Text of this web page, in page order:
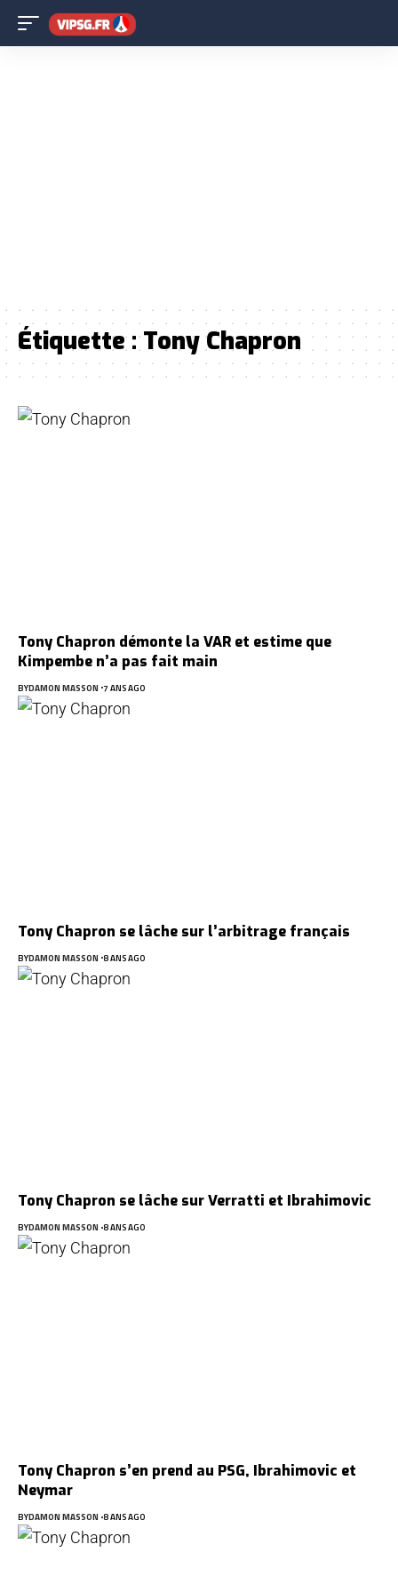
Étiquette :Tony Chapron
Tony Chapron démonte la VAR et estime que
Kimpembe n’a pas fait main
BYDAMON MASSON 7 ANS AGO
Tony Chapron se lâche sur l’arbitrage français
BYDAMON MASSON 8 ANS AGO
Tony Chapron se lâche sur Verratti et Ibrahimovic
BYDAMON MASSON 8 ANS AGO
Tony Chapron s’en prend au PSG, Ibrahimovic et
Neymar
BYDAMON MASSON 8 ANS AGO